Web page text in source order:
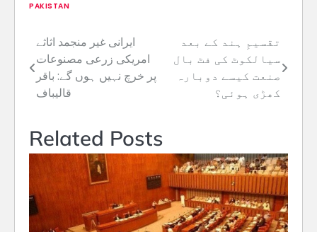
PAKISTAN
Post
navigation
ایرانی غیر منجمد اثاثے
امریکی زرعی مصنوعات
پر خرچ نہیں ہوں گے: باقر
قالیباف
تقسیمِ ہند کے بعد
سیالکوٹ کی فٹ بال
صنعت کیسے دوبارہ
کھڑی ہوئی؟
Related Posts